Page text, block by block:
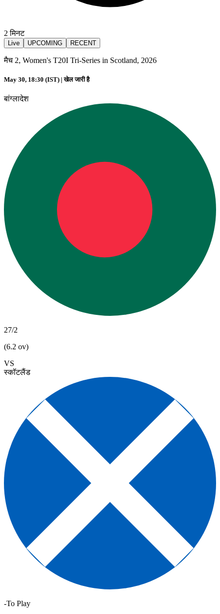
2 मिनट
Live UPCOMING RECENT
मैच 2, Women's T20I Tri-Series in Scotland, 2026
May 30, 18:30 (IST) |खेल जारी है
बांग्लादेश
27/2
(6.2 ov)
VS
स्कॉटलैंड
-To Play